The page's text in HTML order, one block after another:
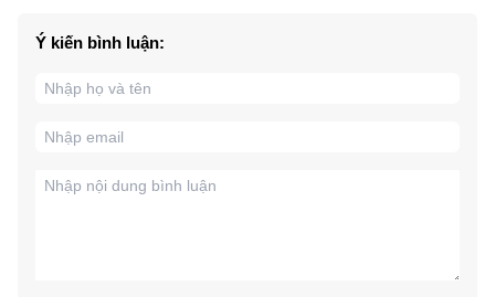
Ý kiến bình luận: